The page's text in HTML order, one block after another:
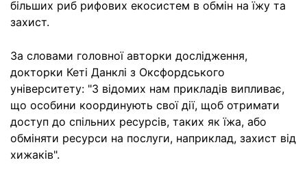
більших риб рифових екосистем в обмін на їжу та
захист.
За словами головної авторки дослідження,
докторки Кеті Данклі з Оксфордського
університету: "З відомих нам прикладів випливає,
що особини координують свої дії, щоб отримати
доступ до спільних ресурсів, таких як їжа, або
обміняти ресурси на послуги, наприклад, захист від
хижаків".